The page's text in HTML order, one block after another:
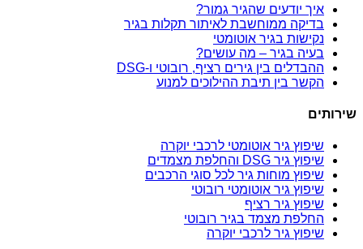
איך יודעים שהגיר גמור?
בדיקה ממוחשבת לאיתור תקלות בגיר
נקישות בגיר אוטומטי
בעיה בגיר – מה עושים?
ההבדלים בין גירים רציף, רובוטי ו-DSG
הקשר בין תיבת ההילוכים למנוע
שירותים
שיפוץ גיר אוטומטי לרכבי יוקרה
שיפוץ גיר DSG והחלפת מצמדים
שיפוץ מוחות גיר לכל סוגי הרכבים
שיפוץ גיר אוטומטי רובוטי
שיפוץ גיר רציף
החלפת מצמד בגיר רובוטי
שיפוץ גיר לרכבי יוקרה